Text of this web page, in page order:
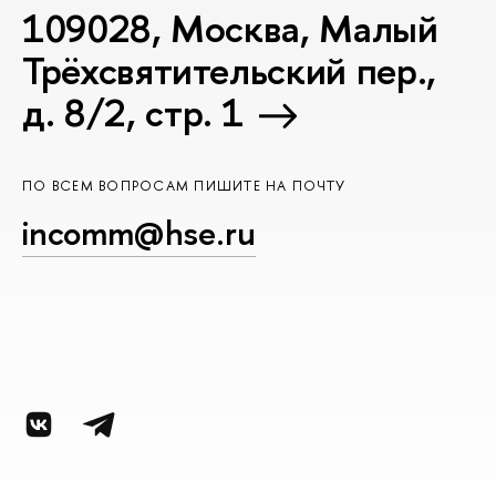
109028, Москва, Малый
Трёхсвятительский пер.,
д. 8/2, стр. 1
ПО ВСЕМ ВОПРОСАМ ПИШИТЕ НА ПОЧТУ
incomm@hse.ru